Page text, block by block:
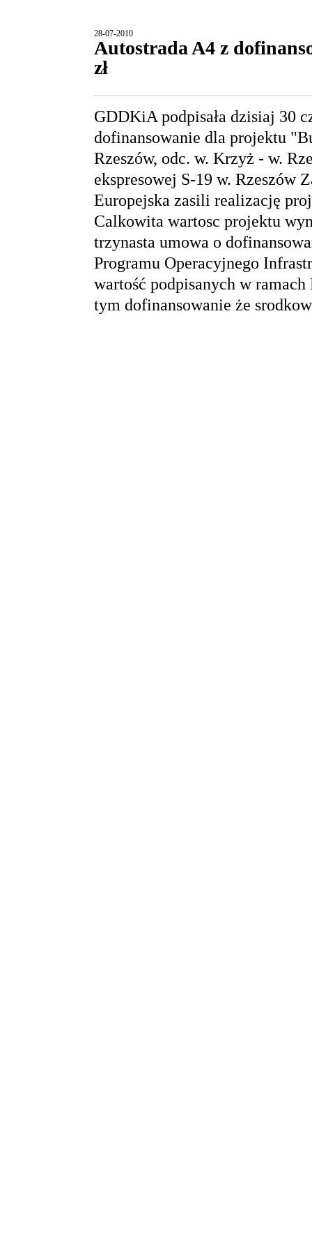
28-07-2010
Autostrada A4 z
zł
GDDKiA podpisała dzisiaj 30
dofinansowanie dla projektu
Rzeszów, odc. w. Krzyż - w.
ekspresowej S-19 w. Rzeszów
Europejska zasili realizację
Calkowita wartosc projektu
trzynasta umowa o
Programu Operacyjnego
wartość podpisanych w
tym dofinansowanie że